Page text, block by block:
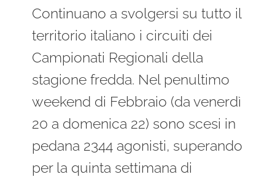
Continuano a svolgersi su tutto il
territorio italiano i circuiti dei
Campionati Regionali della
stagione fredda. Nel penultimo
weekend di Febbraio (da venerdì
20 a domenica 22) sono scesi in
pedana 2344 agonisti, superando
per la quinta settimana di